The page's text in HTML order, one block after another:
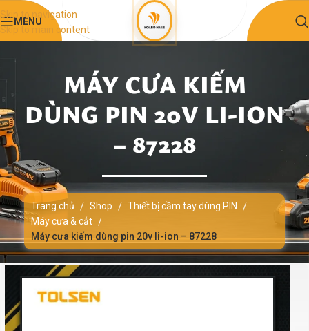
Skip to navigation
Skip to main content
MENU
MÁY CƯA KIẾM
DÙNG PIN 20V LI-ION
– 87228
Trang chủ / Shop / Thiết bị cầm tay dùng PIN
/
Máy cưa & cắt /
Máy cưa kiếm dùng pin 20v li-ion – 87228